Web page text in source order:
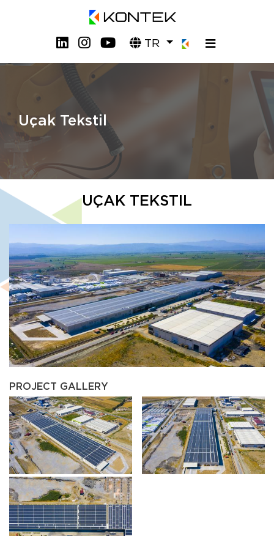
TR
Uçak Tekstil
UÇAK TEKSTIL
PROJECT GALLERY